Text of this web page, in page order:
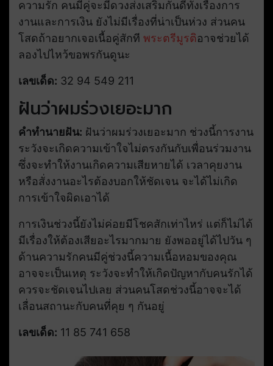
ความรัก คนมีคู่จะมีดวงส่งเสริมกันดีทั้งเรื่องการ
งานและการเงิน ยังไม่มีเรื่องที่น่าเป็นห่วง ส่วนคน
โสดถ้าอยากเจอเนื้อคู่สักที พระตรีมูรติอาจช่วยได้
ลองไปไหว้ขอพรกันดูนะ
เลขเด็ด: 32 94 549 211
ฝันว่าผมร่วงเยอะมาก
คำทำนายฝัน: ฝันว่าผมร่วงเยอะมาก ช่วงนี้การงาน
ระวังจะเกิดความเข้าใจไม่ตรงกันกับเพื่อนร่วมงาน
ซึ่งจะทำให้งานเกิดความเสียหายได้ เวลาคุยงาน
หรือสั่งงานอะไรต้องบอกให้ชัดเจน จะได้ไม่เกิด
การเข้าใจผิดเอาได้
การเงินช่วงนี้ยังไม่ค่อยมีโชคสักเท่าไหร่ แต่ก็ไม่ได้
มีเรื่องให้ต้องเสียอะไรมากมาย ยังพออยู่ได้ไปวัน ๆ
ด้านความรักคนมีคู่ช่วงนี้ความเนื้อหอมของคุณ
อาจจะเป็นเหตุ ระวังจะทำให้เกิดปัญหากับคนรักได้
ควรจะชัดเจนไปเลย ส่วนคนโสดช่วงนี้อาจจะได้
เลื่อนสถานะกับคนที่คุย ๆ กันอยู่
เลขเด็ด: 11 85 741 658